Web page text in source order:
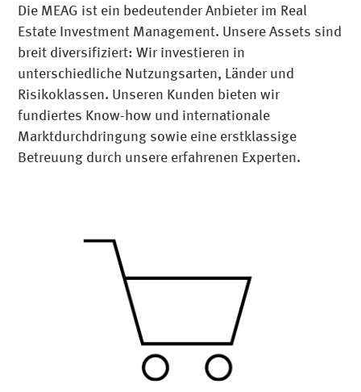
Die MEAG ist ein bedeutender Anbieter im Real
Estate Investment Management. Unsere Assets sind
breit diversifiziert: Wir investieren in
unterschiedliche Nutzungsarten, Länder und
Risikoklassen. Unseren Kunden bieten wir
fundiertes Know-how und internationale
Marktdurchdringung sowie eine erstklassige
Betreuung durch unsere erfahrenen Experten.